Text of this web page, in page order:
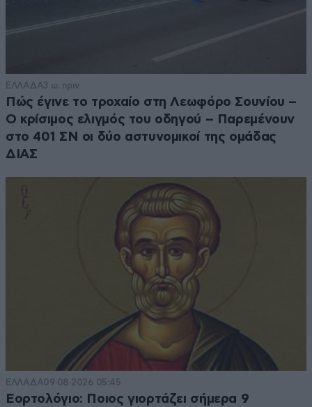
ΕΛΛΑΔΑ3 ω. πριν
Πώς έγινε το τροχαίο στη Λεωφόρο Σουνίου –
Ο κρίσιμος ελιγμός του οδηγού – Παρεμένουν
στο 401 ΣΝ οι δύο αστυνομικοί της ομάδας
ΔΙΑΣ
ΕΛΛΑΔΑ09·08·2026 05:45
Εορτολόγιο: Ποιος γιορτάζει σήμερα 9